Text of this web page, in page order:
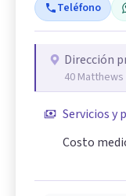
Teléfono
Dirección
40 Matthews
Servicios y
Costo